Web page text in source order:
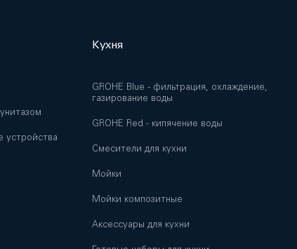
устройства
Кухня
GROHE Blue - фильтрация, охлаждение,
газирование воды
GROHE Red - кипячение воды
Смесители для кухни
Мойки
Мойки композитные
Аксессуары для кухни